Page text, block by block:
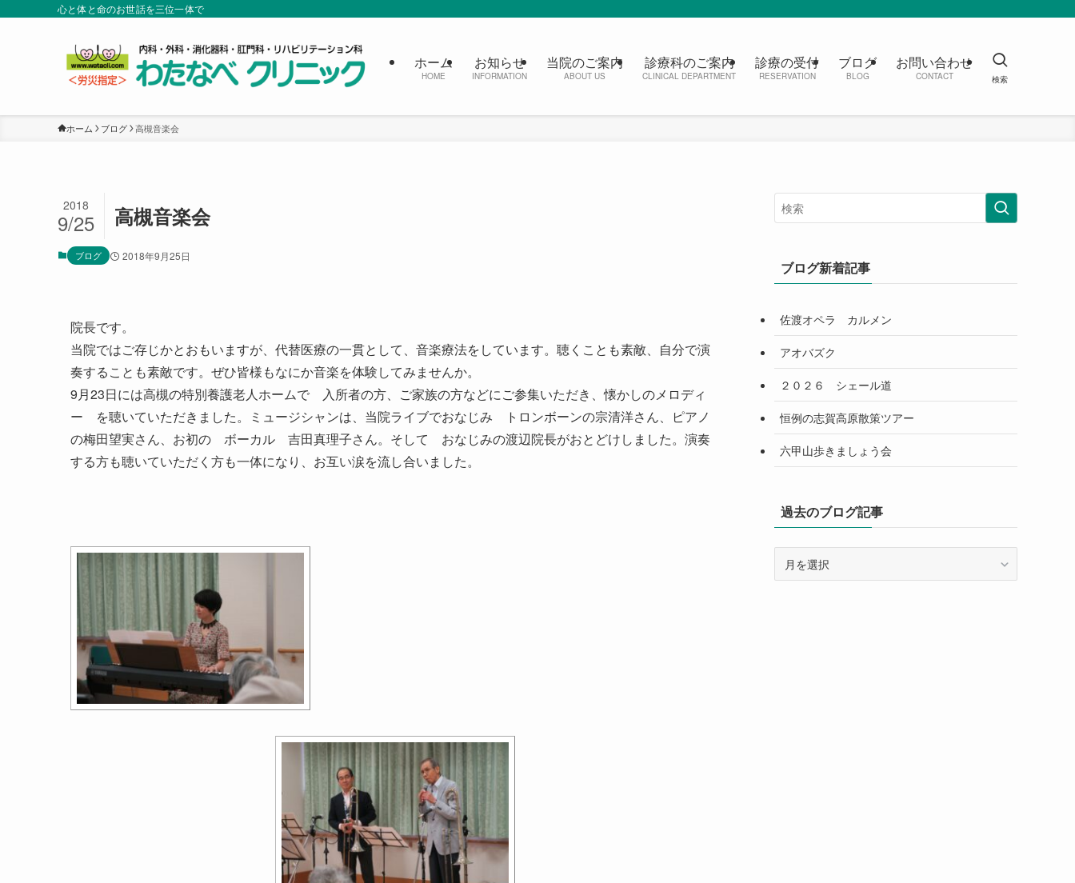
心と体と命のお世話を三位一体で
ホーム
HOME
お知らせ
INFORMATION
当院のご案内
ABOUT US
診療科のご案内
CLINICAL DEPARTMENT
診療の受付
RESERVATION
ブログ
BLOG
お問い合わせ
CONTACT
ホーム ブログ 高槻音楽会
高槻音楽会
2018
9/25
ブログ 2018年9月25日
院長です。
当院ではご存じかとおもいますが、代替医療の一貫として、音楽療法をしています。聴くことも素敵、自分で演
奏することも素敵です。ぜひ皆様もなにか音楽を体験してみませんか。
9月23日には高槻の特別養護老人ホームで 入所者の方、ご家族の方などにご参集いただき、懐かしのメロディ
ー を聴いていただきました。ミュージシャンは、当院ライブでおなじみ トロンボーンの宗清洋さん、ピアノ
の梅田望実さん、お初の ボーカル 吉田真理子さん。そして おなじみの渡辺院長がおとどけしました。演奏
する方も聴いていただく方も一体になり、お互い涙を流し合いました。
ブログ新着記事
佐渡オペラ カルメン
アオバズク
２０２６ シェール道
恒例の志賀高原散策ツアー
六甲山歩きましょう会
過去のブログ記事